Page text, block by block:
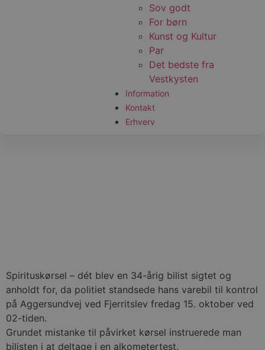
Sov godt
For børn
Kunst og Kultur
Par
Det bedste fra
Vestkysten
Information
Kontakt
Erhverv
Spirituskørsel – dét blev en 34-årig bilist sigtet og
anholdt for, da politiet standsede hans varebil til kontrol
på Aggersundvej ved Fjerritslev fredag 15. oktober ved
02-tiden.
Grundet mistanke til påvirket kørsel instruerede man
bilisten i at deltage i en alkometertest.